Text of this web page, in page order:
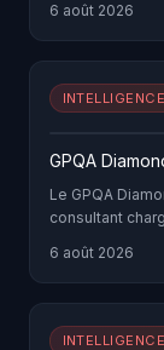
6 août 2026
GPQA
Le GPQA
consultant
6 août 2026